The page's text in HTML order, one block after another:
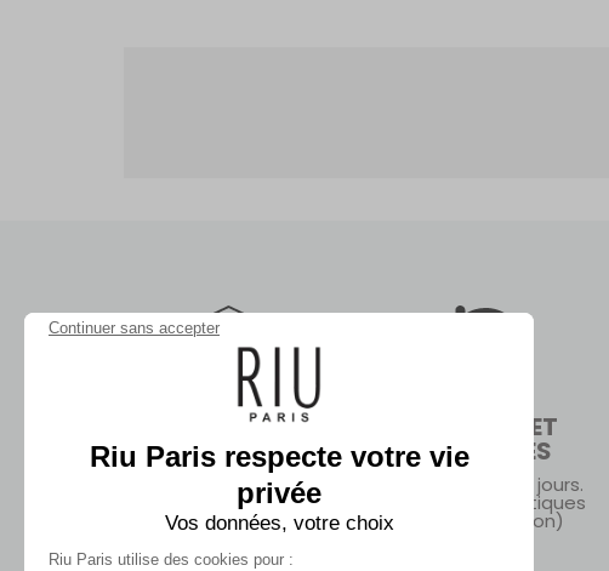
LIVRAISON
En boutiques sans
minimum d'achat ou en
point relais dès 99€
RETOURS ET
ECHANGES
Retours sous 30 jours.
Gratuits en boutiques
(hors promotion)
Continuer sans accepter
Riu Paris respecte votre vie
privée
Vos données, votre choix
Riu Paris utilise des cookies pour :